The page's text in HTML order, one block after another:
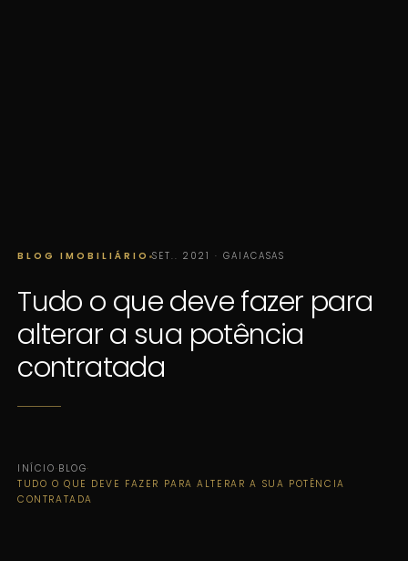
BLOG IMOBILIÁRIO SET.. 2021 · GAIACASAS
Tudo o que deve fazer para
alterar a sua potência
contratada
INÍCIO·BLOG·
TUDO O QUE DEVE FAZER PARA ALTERAR A SUA POTÊNCIA
CONTRATADA